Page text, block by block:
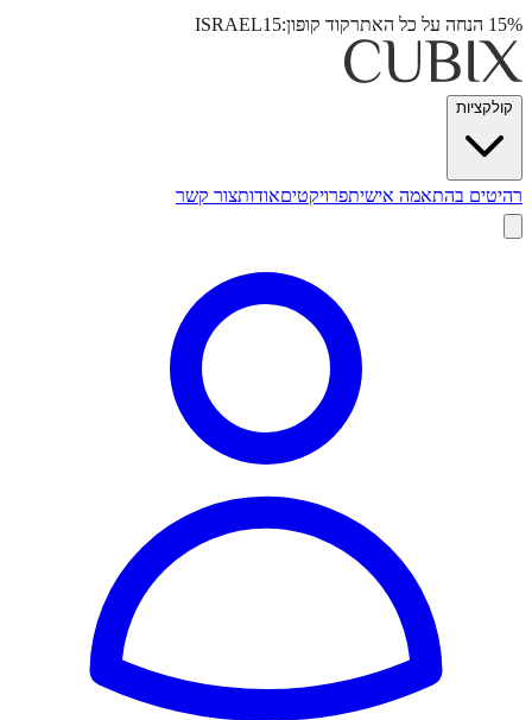
15% הנחה על כל האתר קוד קופון:ISRAEL15
קולקציות
רהיטים בהתאמה אישיתפרויקטיםאודותצור קשר